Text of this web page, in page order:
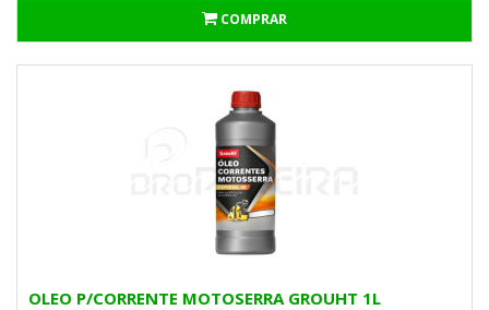
COMPRAR
OLEO P/CORRENTE MOTOSERRA GROUHT 1L